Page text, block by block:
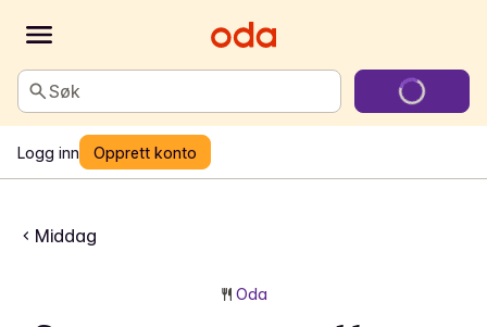
Søk
Logg inn Opprett konto
Middag
Oda